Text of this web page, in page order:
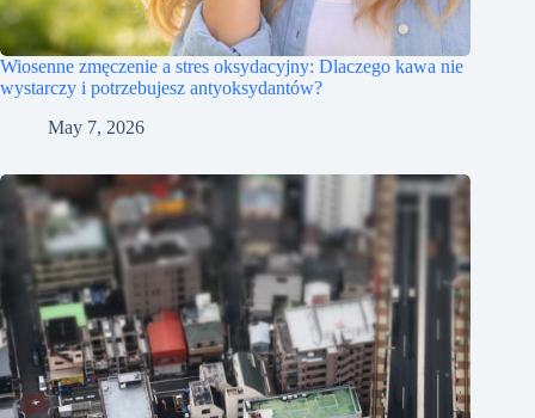
Wiosenne zmęczenie a stres oksydacyjny: Dlaczego kawa nie
wystarczy i potrzebujesz antyoksydantów?
May 7, 2026